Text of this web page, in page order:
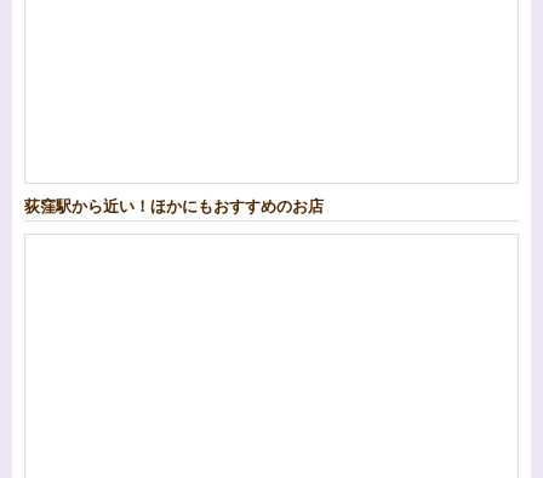
荻窪駅から近い！ほかにもおすすめのお店